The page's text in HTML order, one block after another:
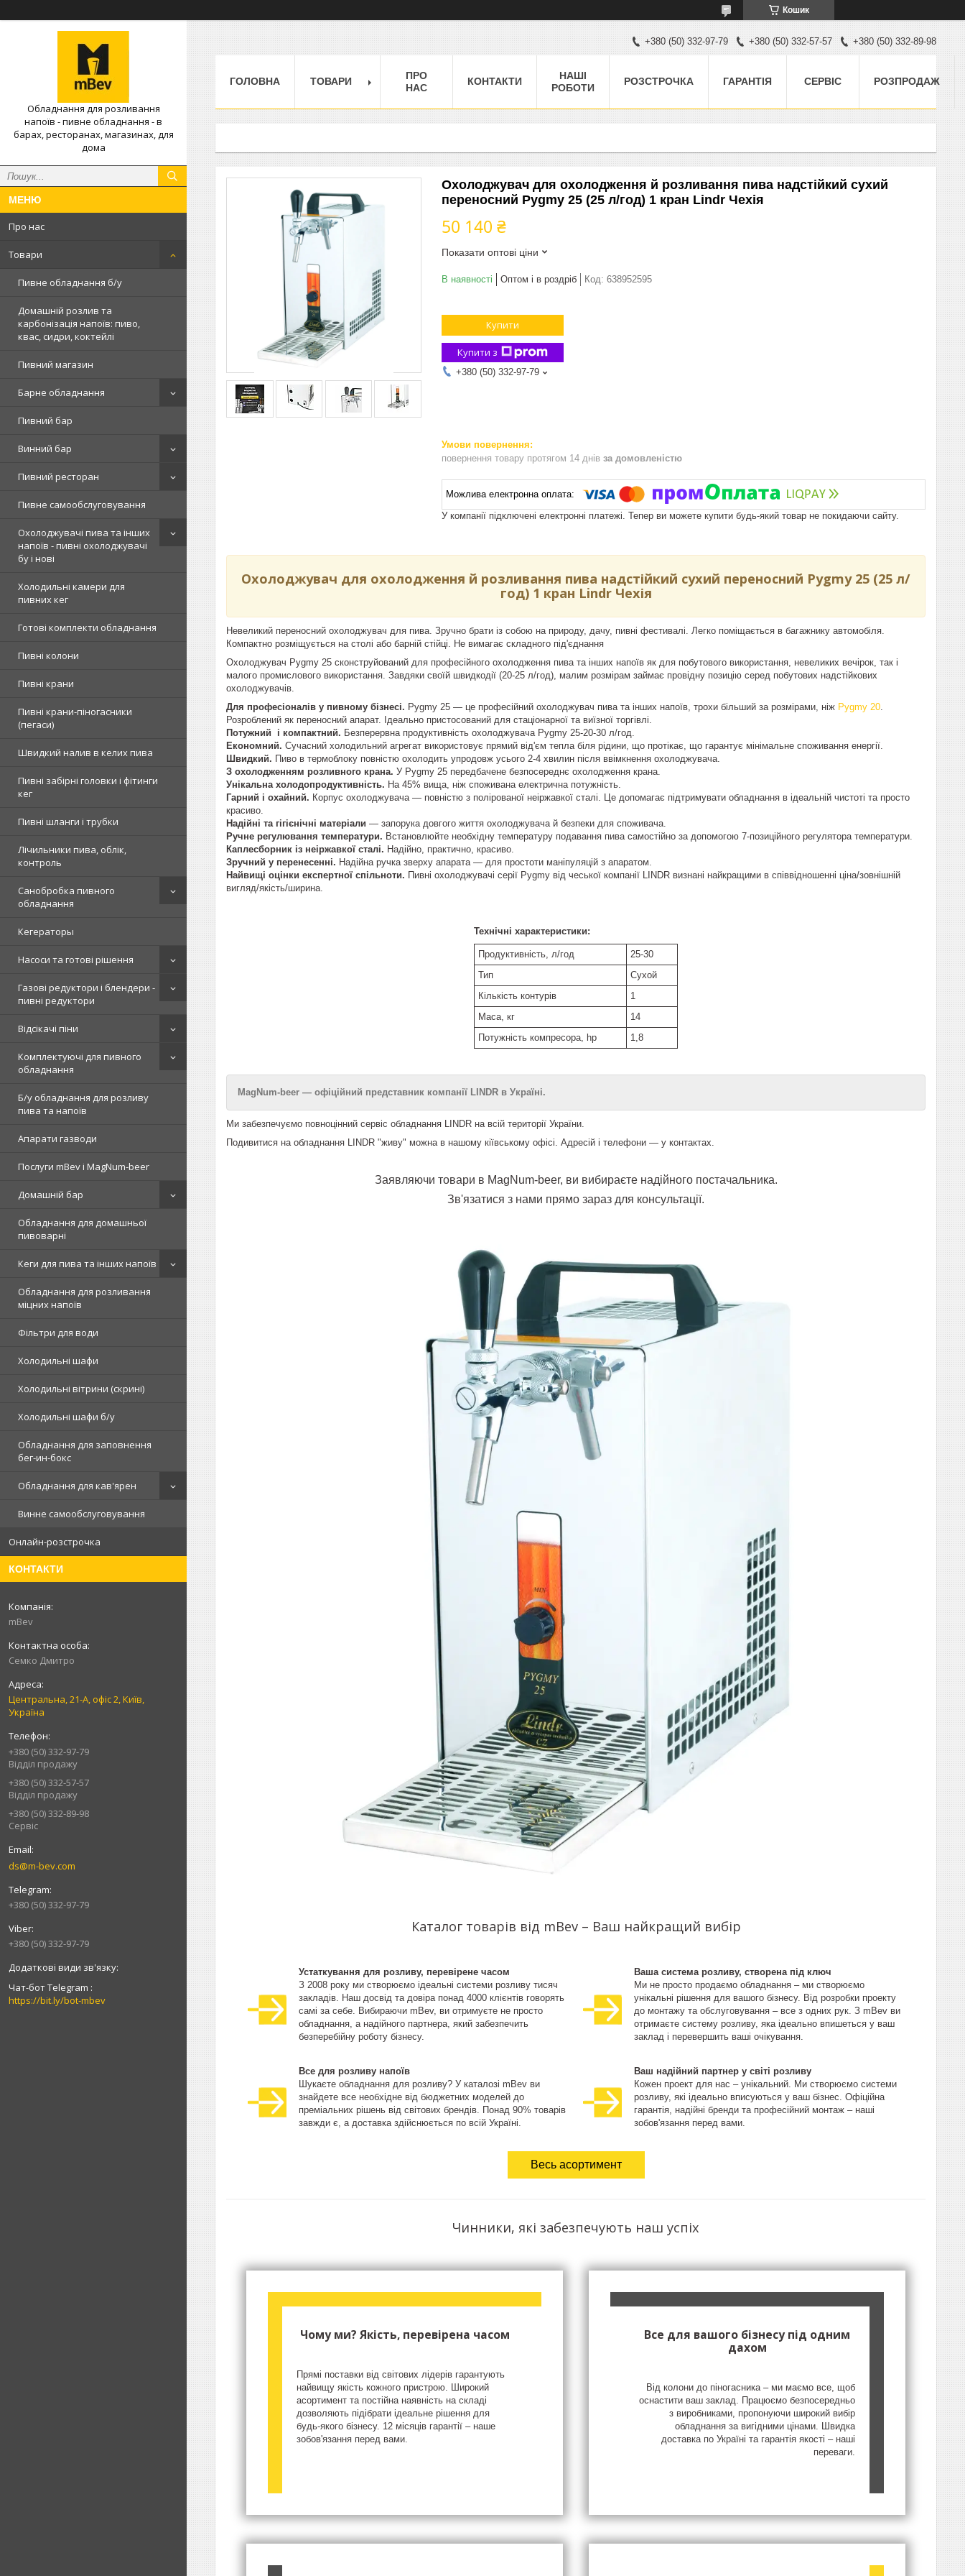
Кошик
Обладнання для розливання
напоїв - пивне обладнання - в
барах, ресторанах, магазинах, для
дома
Про нас
Товари
Пивне обладнання б/у
Домашній розлив та
карбонізація напоїв: пиво,
квас, сидри, коктейлі
Пивний магазин
Барне обладнання
Пивний бар
Винний бар
Пивний ресторан
Пивне самообслуговування
Охолоджувачі пива та інших
напоїв - пивні охолоджувачі
бу і нові
Холодильні камери для
пивних кег
Готові комплекти обладнання
Пивні колони
Пивні крани
Пивні крани-піногасники
(пегаси)
Швидкий налив в келих пива
Пивні забірні головки і фітинги
кег
Пивні шланги і трубки
Лічильники пива, облік,
контроль
Санобробка пивного
обладнання
Кегераторы
Насоси та готові рішення
Газові редуктори і блендери -
пивні редуктори
Відсікачі піни
Комплектуючі для пивного
обладнання
Б/у обладнання для розливу
пива та напоїв
Апарати газводи
Послуги mBev і MagNum-beer
Домашній бар
Обладнання для домашньої
пивоварні
Кеги для пива та інших напоїв
Обладнання для розливання
міцних напоїв
Фільтри для води
Холодильні шафи
Холодильні вітрини (скрині)
Холодильні шафи б/у
Обладнання для заповнення
бег-ин-бокс
Обладнання для кав'ярен
Винне самообслуговування
Онлайн-розстрочка
КОНТАКТИ
mBev
Cемко Дмитро
Центральна, 21-А, офіс 2, Київ,
Україна
+380 (50) 332-97-79
Відділ продажу
+380 (50) 332-57-57
Відділ продажу
+380 (50) 332-89-98
Сервіс
ds@m-bev.com
+380 (50) 332-97-79
+380 (50) 332-97-79
Чат-бот Telegram
https://bit.ly/bot-mbev
+380 (50) 332-97-79 +380 (50) 332-57-57 +380 (50) 332-89-98
ГОЛОВНА ТОВАРИ
ПРО
НАС
КОНТАКТИ
НАШІ
РОБОТИ
РОЗСТРОЧКА ГАРАНТІЯ СЕРВІС РОЗПРОДАЖ
Охолоджувач для охолодження й розливання пива надстійкий сухий
переносний Pygmy 25 (25 л/год) 1 кран Lindr Чехія
50 140 ₴
Показати оптові ціни
В наявності Оптом і в роздріб Код: 638952595
Купити
Купити з
+380 (50) 332-97-79
повернення товару протягом 14 днів за домовленістю
У компанії підключені електронні платежі. Тепер ви можете купити будь-який товар не покидаючи сайту.
Охолоджувач для охолодження й розливання пива надстійкий сухий переносний Pygmy 25 (25 л/
год) 1 кран Lindr Чехія
Невеликий переносний охолоджувач для пива. Зручно брати із собою на природу, дачу, пивні фестивалі. Легко поміщається в багажнику автомобіля.
Компактно розміщується на столі або барній стійці. Не вимагає складного під'єднання
Охолоджувач Pygmy 25 сконструйований для професійного охолодження пива та інших напоїв як для побутового використання, невеликих вечірок, так і
малого промислового використання. Завдяки своїй швидкодії (20-25 л/год), малим розмірам займає провідну позицію серед побутових надстійкових
охолоджувачів.
Для професіоналів у пивному бізнесі. Pygmy 25 — це професійний охолоджувач пива та інших напоїв, трохи більший за розмірами, ніж Pygmy 20
Розроблений як переносний апарат. Ідеально пристосований для стаціонарної та виїзної торгівлі.
Потужний і компактний. Безперервна продуктивність охолоджувача Pygmy 25-20-30 л/год.
Економний. Сучасний холодильний агрегат використовує прямий від'єм тепла біля рідини, що протікає, що гарантує мінімальне споживання енергії.
Швидкий. Пиво в термоблоку повністю охолодить упродовж усього 2-4 хвилин після ввімкнення охолоджувача.
З охолодженням розливного крана. У Pygmy 25 передбачене безпосереднє охолодження крана.
Унікальна холодопродуктивність. На 45% вища, ніж споживана електрична потужність.
Гарний і охайний. Корпус охолоджувача — повністю з полірованої неіржавкої сталі. Це допомагає підтримувати обладнання в ідеальній чистоті та просто
красиво.
Надійні та гігієнічні матеріали — запорука довгого життя охолоджувача й безпеки для споживача.
Ручне регулювання температури. Встановлюйте необхідну температуру подавання пива самостійно за допомогою 7-позиційного регулятора температури.
Каплесборник із неіржавкої сталі. Надійно, практично, красиво.
Зручний у перенесенні. Надійна ручка зверху апарата — для простоти маніпуляцій з апаратом.
Найвищі оцінки експертної спільноти. Пивні охолоджувачі серії Pygmy від чеської компанії LINDR визнані найкращими в співвідношенні ціна/зовнішній
вигляд/якість/ширина.
Технічні характеристики:
Продуктивність, л/год
25-30
Тип
Сухой
Кількість контурів
1
Маса, кг
14
Потужність компресора, hp
1,8
MagNum-beer — офіційний представник компанії LINDR в Україні.
Ми забезпечуємо повноцінний сервіс обладнання LINDR на всій території України.
Подивитися на обладнання LINDR "живу" можна в нашому кіївському офісі. Адресій і телефони — у контактах.
Заявляючи товари в MagNum-beer, ви вибираєте надійного постачальника.
Зв'язатися з нами прямо зараз для консультації.
Каталог товарів від mBev – Ваш найкращий вибір
Устаткування для розливу, перевірене часом
З 2008 року ми створюємо ідеальні системи розливу тисяч
закладів. Наш досвід та довіра понад 4000 клієнтів говорять
самі за себе. Вибираючи mBev, ви отримуєте не просто
обладнання, а надійного партнера, який забезпечить
безперебійну роботу бізнесу.
Все для розливу напоїв
Шукаєте обладнання для розливу? У каталозі mBev ви
знайдете все необхідне від бюджетних моделей до
преміальних рішень від світових брендів. Понад 90% товарів
завжди є, а доставка здійснюється по всій Україні.
Ваша система розливу, створена під ключ
Ми не просто продаємо обладнання – ми створюємо
унікальні рішення для вашого бізнесу. Від розробки проекту
до монтажу та обслуговування – все з одних рук. З mBev ви
отримаєте систему розливу, яка ідеально впишеться у ваш
заклад і перевершить ваші очікування.
Ваш надійний партнер у світі розливу
Кожен проект для нас – унікальний. Ми створюємо системи
розливу, які ідеально вписуються у ваш бізнес. Офіційна
гарантія, надійні бренди та професійний монтаж – наші
зобов'язання перед вами.
Весь асортимент
Чинники, які забезпечують наш успіх
Чому ми? Якість, перевірена часом
Прямі поставки від світових лідерів гарантують
найвищу якість кожного пристрою. Широкий
асортимент та постійна наявність на складі
дозволяють підібрати ідеальне рішення для
будь-якого бізнесу. 12 місяців гарантії – наше
зобов'язання перед вами.
Все для вашого бізнесу під одним
дахом
Від колони до піногасника – ми маємо все, щоб
оснастити ваш заклад. Працюємо безпосередньо
з виробниками, пропонуючи широкий вибір
обладнання за вигідними цінами. Швидка
доставка по Україні та гарантія якості – наші
переваги.